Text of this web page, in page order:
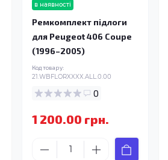
в наявності
Ремкомплект підлоги
для Peugeot 406 Coupe
(1996–2005)
Код товару:
21.WBFLORXXXX.ALL.0.00
0
1 200.00 грн.